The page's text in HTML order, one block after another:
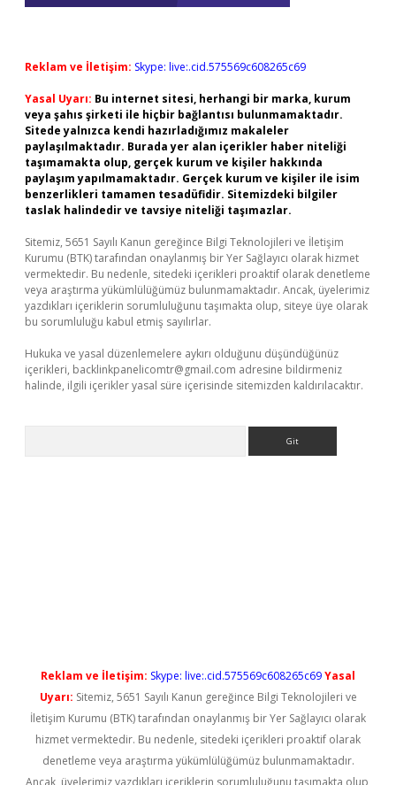
Reklam ve İletişim: Skype: live:.cid.575569c608265c69
Yasal Uyarı: Bu internet sitesi, herhangi bir marka, kurum
veya şahıs şirketi ile hiçbir bağlantısı bulunmamaktadır.
Sitede yalnızca kendi hazırladığımız makaleler
paylaşılmaktadır. Burada yer alan içerikler haber niteliği
taşımamakta olup, gerçek kurum ve kişiler hakkında
paylaşım yapılmamaktadır. Gerçek kurum ve kişiler ile isim
benzerlikleri tamamen tesadüfidir. Sitemizdeki bilgiler
taslak halindedir ve tavsiye niteliği taşımazlar.
Sitemiz, 5651 Sayılı Kanun gereğince Bilgi Teknolojileri ve İletişim
Kurumu (BTK) tarafından onaylanmış bir Yer Sağlayıcı olarak hizmet
vermektedir. Bu nedenle, sitedeki içerikleri proaktif olarak denetleme
veya araştırma yükümlülüğümüz bulunmamaktadır. Ancak, üyelerimiz
yazdıkları içeriklerin sorumluluğunu taşımakta olup, siteye üye olarak
bu sorumluluğu kabul etmiş sayılırlar.
Hukuka ve yasal düzenlemelere aykırı olduğunu düşündüğünüz
içerikleri, backlinkpanelicomtr@gmail.com adresine bildirmeniz
halinde, ilgili içerikler yasal süre içerisinde sitemizden kaldırılacaktır.
Reklam ve İletişim: Skype: live:.cid.575569c608265c69Yasal
Uyarı: Sitemiz, 5651 Sayılı Kanun gereğince Bilgi Teknolojileri ve
İletişim Kurumu (BTK) tarafından onaylanmış bir Yer Sağlayıcı olarak
hizmet vermektedir. Bu nedenle, sitedeki içerikleri proaktif olarak
denetleme veya araştırma yükümlülüğümüz bulunmamaktadır.
Ancak, üyelerimiz yazdıkları içeriklerin sorumluluğunu taşımakta olup,